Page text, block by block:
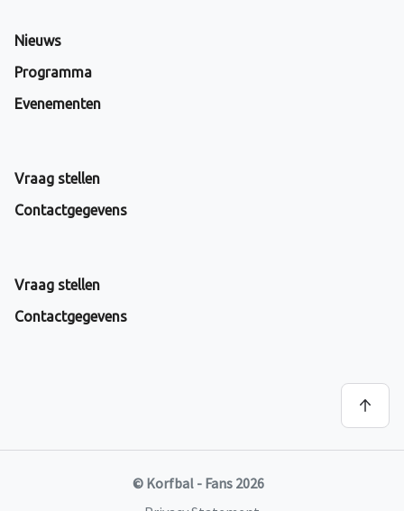
Nieuws
Programma
Evenementen
Vraag stellen
Contactgegevens
Vraag stellen
Contactgegevens
© Korfbal - Fans 2026